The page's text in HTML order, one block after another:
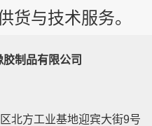
货与技术服务。
制品有限公司
北方工业基地迎宾大街9号